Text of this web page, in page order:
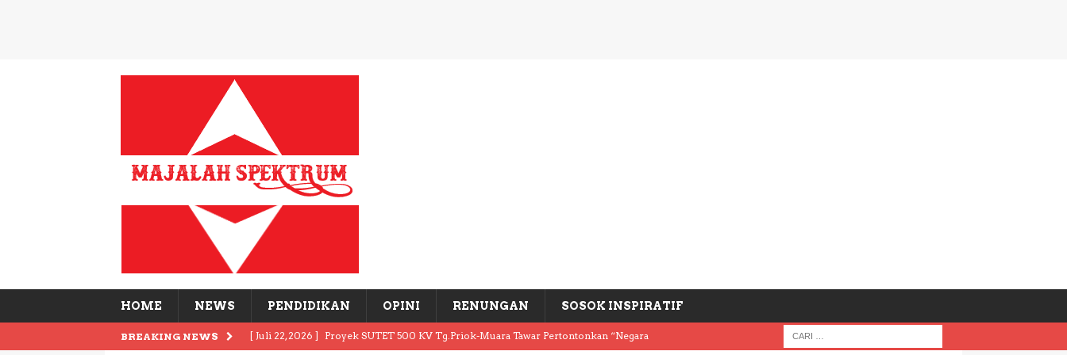
HOME NEWS PENDIDIKAN OPINI RENUNGAN SOSOK INSPIRATIF
BREAKING NEWS [ Juli 22, 2026 ] Proyek SUTET 500 KV Tg.Priok-Muara Tawar Pertontonkan “Negara